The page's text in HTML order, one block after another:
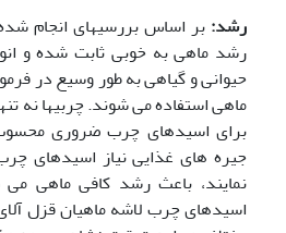
رشد: بر اساس بررسیهای انجام
رشد ماهی به خوبی ثابت شده و
حیوانی و گیاهی به طور وسیع در
ماهی استفاده می شوند. چربیها نه
برای اسیدهای چرب ضروری
جیره های غذایی نیاز اسیدهای
اسیدهای چرب لاشه ماهیان قزل